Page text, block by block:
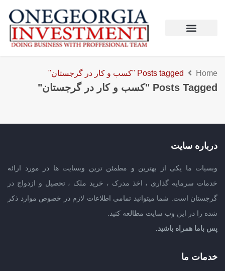
Home Posts tagged "کسب و کار در گرجستان"
Posts Tagged "کسب و کار در گرجستان"
درباره سایت
وبسیات ما یکی از بهترین و مطمئن ترین وبسایت ها در مورد ارائه
خدمات سرمایه گذاری ، اخذ مدرک ، خرید ملک ، تحصیل و ازدواج در
گرجستان است. شما میتوانید تمامی اطلاعات لازم در خصوص موارد ذکر
شده را در این وب سایت مطالعه کنید.
پس باما همراه باشید.
خدمات ما